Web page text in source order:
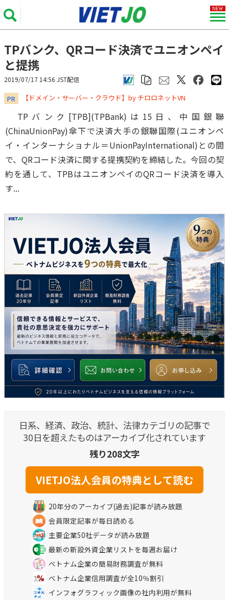
TPバンク、QRコード決済でユニオンペイ
と提携
2019/07/17 14:56 JST配信
PR ​​​​​​​【ドメイン・サーバー・クラウド】by チロロネットVN
TPバンク[TPB](TPBank)は15日、中国銀聯
(ChinaUnionPay)傘下で決済大手の銀聯国際(ユニオンペ
イ・インターナショナル＝UnionPayInternational)との間
で、QRコード決済に関する提携契約を締結した。今回の契
約を通して、TPBはユニオンペイのQRコード決済を導入
す...
日系、経済、政治、統計、法律カテゴリの記事で
30日を超えたものはアーカイブ化されています
残り208文字
20年分のアーカイブ(過去)記事が読み放題
会員限定記事が毎日読める
主要企業50社データが読み放題
最新の新設外資企業リストを毎週お届け
ベトナム企業の簡易財務調査が無料
ベトナム企業信用調査が全10％割引
インフォグラフィック画像の社内利用が無料